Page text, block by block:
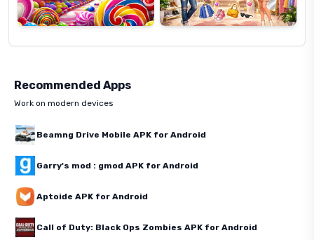
Recommended Apps
Work on modern devices
Beamng Drive Mobile APK for Android
Garry's mod : gmod APK for Android
Aptoide APK for Android
Call of Duty: Black Ops Zombies APK for Android